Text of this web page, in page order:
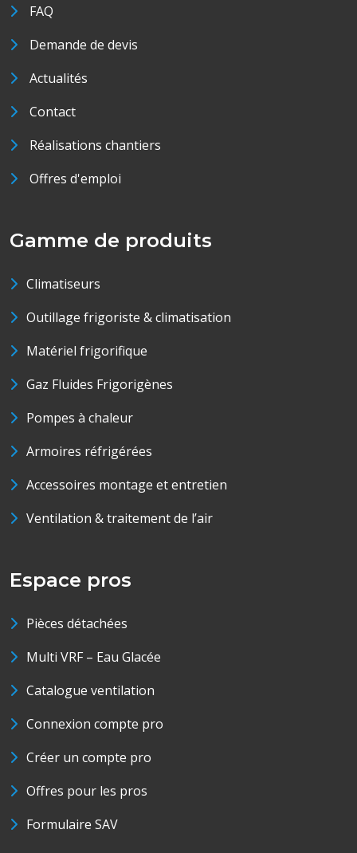
FAQ
Demande de devis
Actualités
Contact
Réalisations chantiers
Offres d'emploi
Gamme de produits
Climatiseurs
Outillage frigoriste & climatisation
Matériel frigorifique
Gaz Fluides Frigorigènes
Pompes à chaleur
Armoires réfrigérées
Accessoires montage et entretien
Ventilation & traitement de l’air
Espace pros
Pièces détachées
Multi VRF – Eau Glacée
Catalogue ventilation
Connexion compte pro
Créer un compte pro
Offres pour les pros
Formulaire SAV